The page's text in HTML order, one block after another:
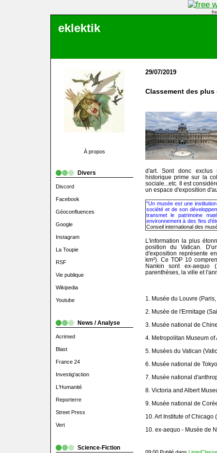
eklektik
À propos
Divers
Discord
Facebook
Géoconfluences
Google
Instagram
La Toupie
RSF
Vie publique
Wikipedia
Youtube
News / Analyse
Acrimed
Blast
France 24
Investig'action
L'Humanité
Reporterre
Street Press
Vert
Science-Fiction
29/07/2019
Classement des plus
d'art. Sont donc exclus
historique prime sur la
sociale...etc. Il est
un espace d'exposition
"Un musée est une
société et de son
transmet le patrimoine
environnement à des fins
Conseil international des
L'information la plus
position du Vatican.
d'exposition représente
km²). Ce TOP 10
Nankin sont ex-aequo
parenthèses, la ville et
1. Musée du Louvre
2. Musée de l'Ermitage
3. Musée national de
4. Metropolitan Museum
5. Musées du Vatican
6. Musée national de
7. Musée national
8. Victoria and Albert
9. Musée national de
10. Art Institute of
10. ex-aequo - Musée de